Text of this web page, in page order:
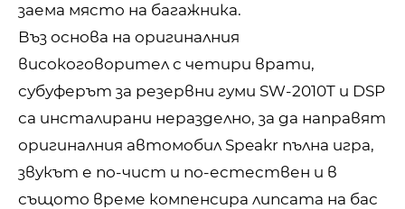
заема място на багажника.
Въз основа на оригиналния
високоговорител с четири врати,
субуферът за резервни гуми SW-2010T и DSP
са инсталирани неразделно, за да направят
оригиналния автомобил Speakr пълна игра,
звукът е по-чист и по-естествен и в
същото време компенсира липсата на бас